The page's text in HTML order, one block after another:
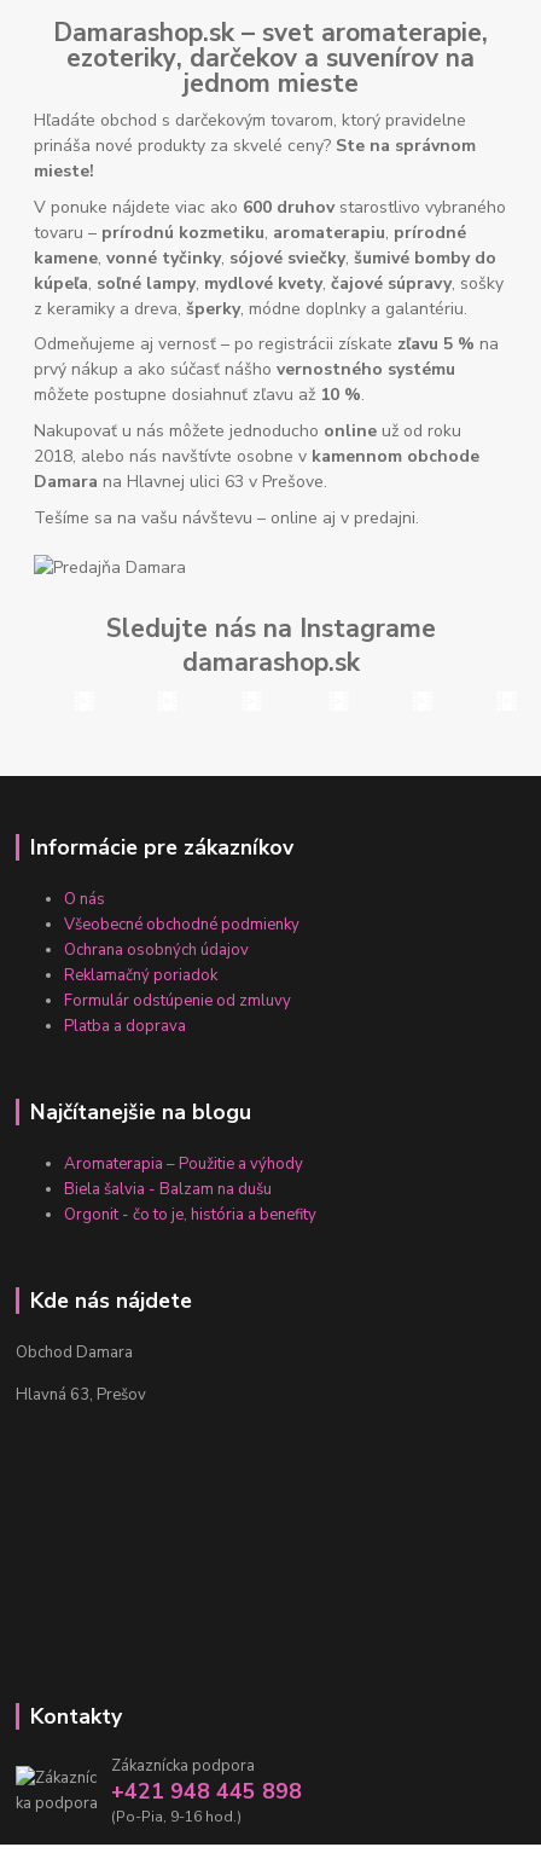
Damarashop.sk – svet aromaterapie,
ezoteriky, darčekov a suvenírov na
jednom mieste
Hľadáte obchod s darčekovým tovarom, ktorý pravidelne
prináša nové produkty za skvelé ceny? Ste na správnom
mieste!
V ponuke nájdete viac ako 600 druhovstarostlivo vybraného
tovaru – prírodnú kozmetiku, aromaterapiu, prírodné
kamene,vonné tyčinky, sójové sviečky,šumivé bomby do
kúpeľa, soľné lampy, mydlové kvety,čajové súpravy, sošky
z keramiky a dreva,šperky, módne doplnky a galantériu.
Odmeňujeme aj vernosť – po registrácii získate zľavu 5 % na
prvý nákup a ako súčasť nášhovernostného systému
môžete postupne dosiahnuť zľavu až 10 %.
Nakupovať u nás môžete jednoducho online už od roku
2018, alebo nás navštívte osobne v kamennom obchode
Damara na Hlavnej ulici 63 v Prešove.
Tešíme sa na vašu návštevu – online aj v predajni.
Sledujte nás na Instagrame
damarashop.sk
Informácie pre zákazníkov
O nás
Všeobecné obchodné podmienky
Ochrana osobných údajov
Reklamačný poriadok
Formulár odstúpenie od zmluvy
Platba a doprava
Najčítanejšie na blogu
Aromaterapia – Použitie a výhody
Biela šalvia - Balzam na dušu
Orgonit - čo to je, história a benefity
Kde nás nájdete
Obchod Damara
Hlavná 63, Prešov
Kontakty
Zákaznícka podpora
+421 948 445 898
(Po-Pia, 9-16 hod.)